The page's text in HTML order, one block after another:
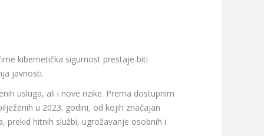
kibernetička sigurnost prestaje biti
javnosti.
usluga, ali i nove rizike. Prema dostupnim
u 2023. godini, od kojih značajan
prekid hitnih službi, ugrožavanje osobnih i